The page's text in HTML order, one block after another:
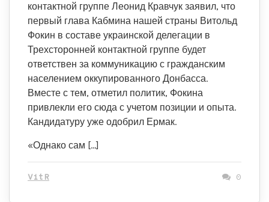
контактной группе Леонид Кравчук заявил, что
первый глава Кабмина нашей страны Витольд
Фокин в составе украинской делегации в
Трехсторонней контактной группе будет
ответствен за коммуникацию с гражданским
населением оккупированного Донбасса.
Вместе с тем, отметил политик, Фокина
привлекли его сюда с учетом позиции и опыта.
Кандидатуру уже одобрил Ермак.
«Однако сам […]
VitR 0